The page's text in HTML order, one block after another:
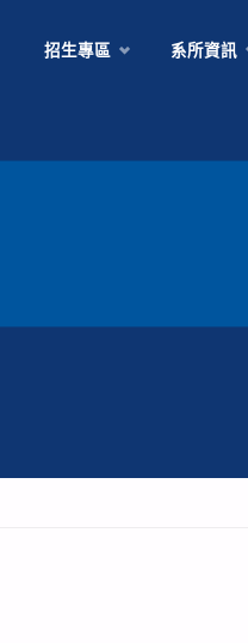
招生專區 系所資訊